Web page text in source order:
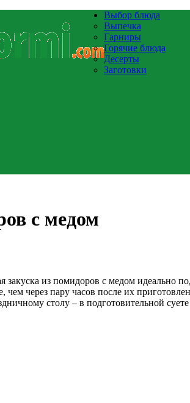
Выбор блюда
Выпечка
Гарниры
Горячие блюда
Десерты
Заготовки
с медом
закуска из помидоров с медом идеально
чем через пару часов после их
столу – в подготовительной